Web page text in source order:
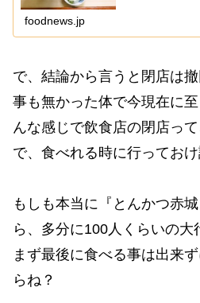
待った感じでして
foodnews.jp
で、結論から言うと閉店は
事も無かった体で今現在に
んな感じで飲食店の閉店っ
で、食べれる時に行っておけ
もしも本当に『とんかつ赤
ら、多分に100人くらいの大
まず最後に食べる事は出来
らね？